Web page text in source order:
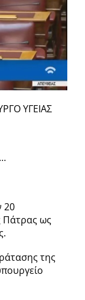
ΥΓΕΙΑΣ
20
Πάτρας ως
της